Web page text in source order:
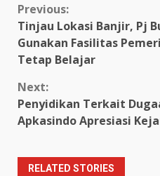
Continue
Reading
Previous:
Tinjau Lokasi Banjir, Pj
Gunakan Fasilitas
Tetap Belajar
Next:
Penyidikan Terkait
Apkasindo Apresiasi
RELATED STORIES